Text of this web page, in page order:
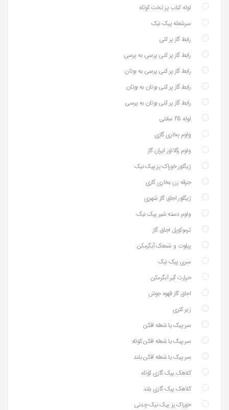
لوله کباب پز تخت کوتاه
سرشعله پیک نیک
رابط گاز پر کنی
رابط گاز پر کنی پرسی به پرسی
رابط گاز پر کنی پرسی به بوتان
رابط گاز پر کنی بوتان به بوتان
رابط گاز پر کنی بوتان به پرسی
لوله 25 سانتی
ولوم بخاری گازی
ولوم رگلاتور ایران گاز
ژیگلور خوراک پز پیک نیک
جرقه زن بخاری گازی
ژیگلور اجاق گاز شهری
ولوم دسته شیر پیک نیک
ترموکوپل اجاق گاز
پیلوت و شمعک آبگرمکن
سری پیک نیک
حرارت گیر آبگرمکن
اجاق گاز قهوه جوش
زیر کتری
سر پیک یا شعله افکن
سر پیک یا شعله افکن کوتاه
سر پیک یا شعله افکن بلند
کلاهک پیک گازی کوتاه
کلاهک پیک گازی بلند
خوراک پز پیک نیک چدنی